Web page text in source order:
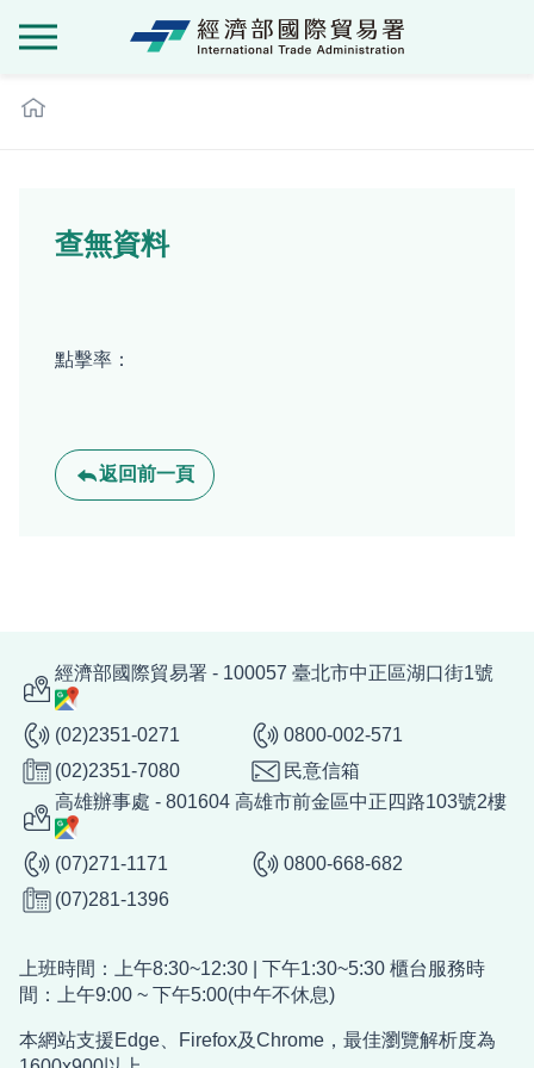
:::
查無資料
點擊率：
返回前一頁
經濟部國際貿易署 - 100057 臺北市中正區湖口街1號
(02)2351-0271
0800-002-571
(02)2351-7080
民意信箱
高雄辦事處 - 801604 高雄市前金區中正四路103號2樓
(07)271-1171
0800-668-682
(07)281-1396
上班時間：上午8:30~12:30 | 下午1:30~5:30 櫃台服務時
間：上午9:00 ~ 下午5:00(中午不休息)
本網站支援Edge、Firefox及Chrome，最佳瀏覽解析度為